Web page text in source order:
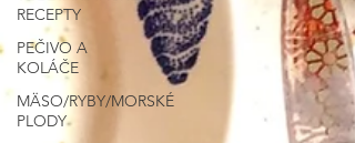
RECEPTY
PEČIVO A
KOLÁČE
MÄSO/RYBY/MORSKÉ
PLODY